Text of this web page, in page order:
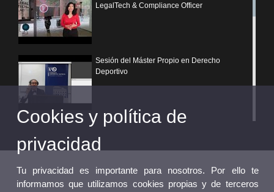
LegalTech & Compliance Officer
Sesión del Máster Propio en Derecho
Deportivo
¿Por qué elegir un postgrado propio de la
Universitat de València?
Cookies y política de
privacidad
Tu privacidad es importante para nosotros. Por ello te
informamos que utilizamos cookies propias y de terceros